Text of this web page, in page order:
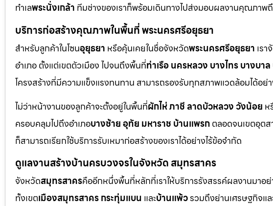
ทำเลพระนั่งเกล้า ทีมช่างของเราก็พร้อมเดินทางไปส่งมอบผลงานคุณภา
บริการก่อสร้างคุณภาพในพื้นที่ พระนครศรีอยุธยา
สำหรับลูกค้าในโซนอุยุธยา หรือคุ้นเคยในชื่อจังหวัดพระนครศรีอยุธยา เร
อำเภอ ตั้งแต่เขตตัวเมือง ไปจนถึงพื้นที่ท่าเรือ นครหลวง บางไทร บางบา
โครงสร้างที่มีความแข็งแรงทนทาน สามารถรองรับทุกสภาพแวดล้อมได้อย่
ไม่ว่าหน้างานของลูกค้าจะตั้งอยู่ในพื้นที่ผักไห่ ภาชี ลาดบัวหลวง วังน้อย ห
ครอบคลุมไปถึงอำเภอบางซ้าย อุทัย มหาราช บ้านแพรกตลอดจนเขตอุต
ก็สามารถเรียกใช้บริการรับเหมาก่อสร้างของเราได้อย่างไร้ข้อจำกัด
ดูแลงานสร้างบ้านครบวงจรในจังหวัด สมุทรสาคร
จังหวัดสมุทรสาครคืออีกหนึ่งพื้นที่หลักที่เราให้บริการรังสรรค์ผลงานมาอ
ทั้งเขตเมืองสมุทรสาคร กระทุ่มแบน และบ้านแพ้วรวมถึงย่านเศรษฐกิจแ